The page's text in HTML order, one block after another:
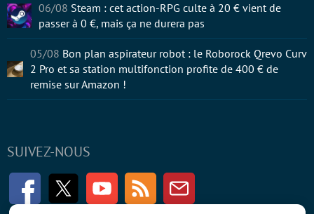
SUIVEZ-NOUS
FacebookTwitter Youtube RSS Newsletter
06/08 Steam : cet action-RPG culte à 20 € vient de
passer à 0 €, mais ça ne durera pas
05/08 Bon plan aspirateur robot : le Roborock Qrevo Curv
2 Pro et sa station multifonction profite de 400 € de
remise sur Amazon !